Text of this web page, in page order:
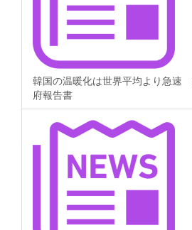
韓国の温暖化は世界平均より急速
府報告書